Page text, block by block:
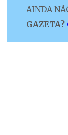
AINDA
GAZETA?